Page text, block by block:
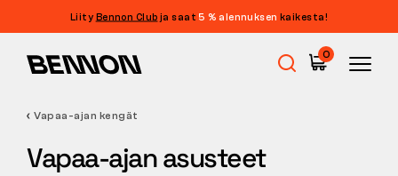
Liity Bennon Club ja saat 5 % alennuksen kaikesta!
0
Ale
Vapaa-ajan kengät
Vapaa-ajan asusteet
Suodattimet
POISTA SUODATTIMET